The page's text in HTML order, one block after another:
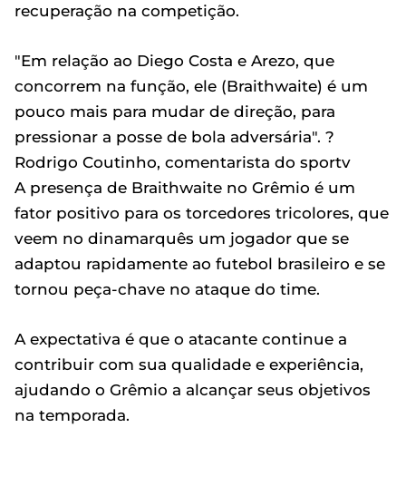
recuperação na competição.
"Em relação ao Diego Costa e Arezo, que
concorrem na função, ele (Braithwaite) é um
pouco mais para mudar de direção, para
pressionar a posse de bola adversária". ?
Rodrigo Coutinho, comentarista do sportv
A presença de Braithwaite no Grêmio é um
fator positivo para os torcedores tricolores, que
veem no dinamarquês um jogador que se
adaptou rapidamente ao futebol brasileiro e se
tornou peça-chave no ataque do time.
A expectativa é que o atacante continue a
contribuir com sua qualidade e experiência,
ajudando o Grêmio a alcançar seus objetivos
na temporada.